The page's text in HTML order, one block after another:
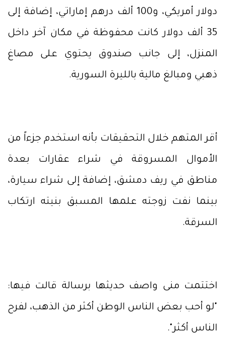
دولار أمريكي، و100 ألف درهم إماراتي، إضافة إلى
35 ألف دولار كانت محفوظة في مكان آخر داخل
المنزل، إلى جانب صندوق يحتوي على مصاغ
ذهبي ومبالغ مالية بالليرة السورية.
أقر المتهم خلال التحقيقات بأنه استخدم جزءاً من
الأموال المسروقة في شراء عقارات بعدة
مناطق في ريف دمشق، إضافة إلى شراء سيارة،
بينما نفت زوجته علمها المسبق بنيته ارتكاب
السرقة.
اختتمت منى واصف حديثها برسالة قالت فيها:
"لو أحب بعض الناس الوطن أكثر من الذهب، لفرح
الناس أكثر".